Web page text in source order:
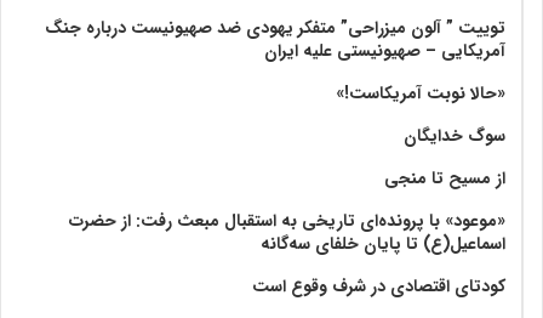
توییت ” آلون میزراحی” متفکر یهودی ضد صهیونیست درباره جنگ
آمریکایی – صهیونیستی علیه ایران
«حالا نوبت آمریکاست!»
سوگ خدایگان
از مسیح تا منجی
«موعود» با پرونده‌ای تاریخی به استقبال مبعث رفت: از حضرت
اسماعیل(ع) تا پایان خلفای سه‌گانه
کودتای اقتصادی در شرف وقوع است